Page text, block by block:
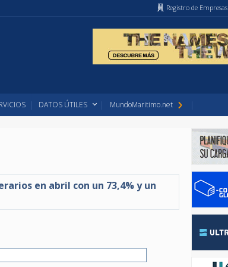
Registro de Empresas
DATOS ÚTILES MundoMaritimo.net
en abril con un 73,4% y un